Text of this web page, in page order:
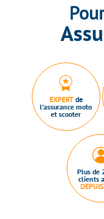
EXPERTde
l’assurance moto
et scooter
Plus de
clients